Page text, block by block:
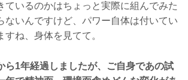
ているのかはちょっと実際に組んでみた
ないんですけど、パワー自体は付いてい
すね、身体を見てて。
ら1年経過しましたが、ご自身であの試